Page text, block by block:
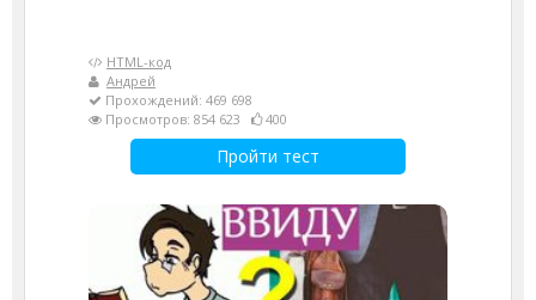
HTML-код
Андрей
Прохождений: 469 698
Просмотров: 854 623
400
Пройти тест